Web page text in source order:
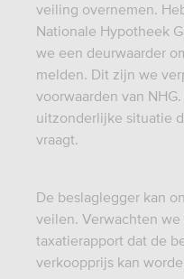
veiling overnemen.
Nationale Hypotheek
we een deurwaarder
melden. Dit zijn we
voorwaarden van
uitzonderlijke situatie
vraagt.
De beslaglegger kan
veilen. Verwachten
taxatierapport dat de
verkoopprijs kan